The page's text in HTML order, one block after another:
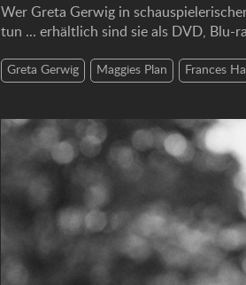
Wer Greta Gerwig in
tun ... erhältlich sind sie als DVD, Blu-
Greta Gerwig Maggies Plan Frances Ha